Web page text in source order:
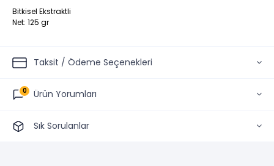
Bitkisel Ekstraktli
Net: 125 gr
Taksit / Ödeme Seçenekleri
Ürün Yorumları
0
Sık Sorulanlar